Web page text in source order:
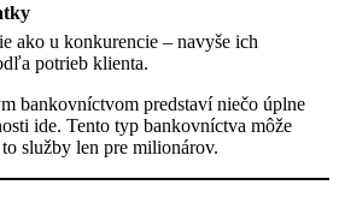
ako u konkurencie – navyše ich
potrieb klienta.
bankovníctvom predstaví niečo úplne
ide. Tento typ bankovníctva môže
služby len pre milionárov.